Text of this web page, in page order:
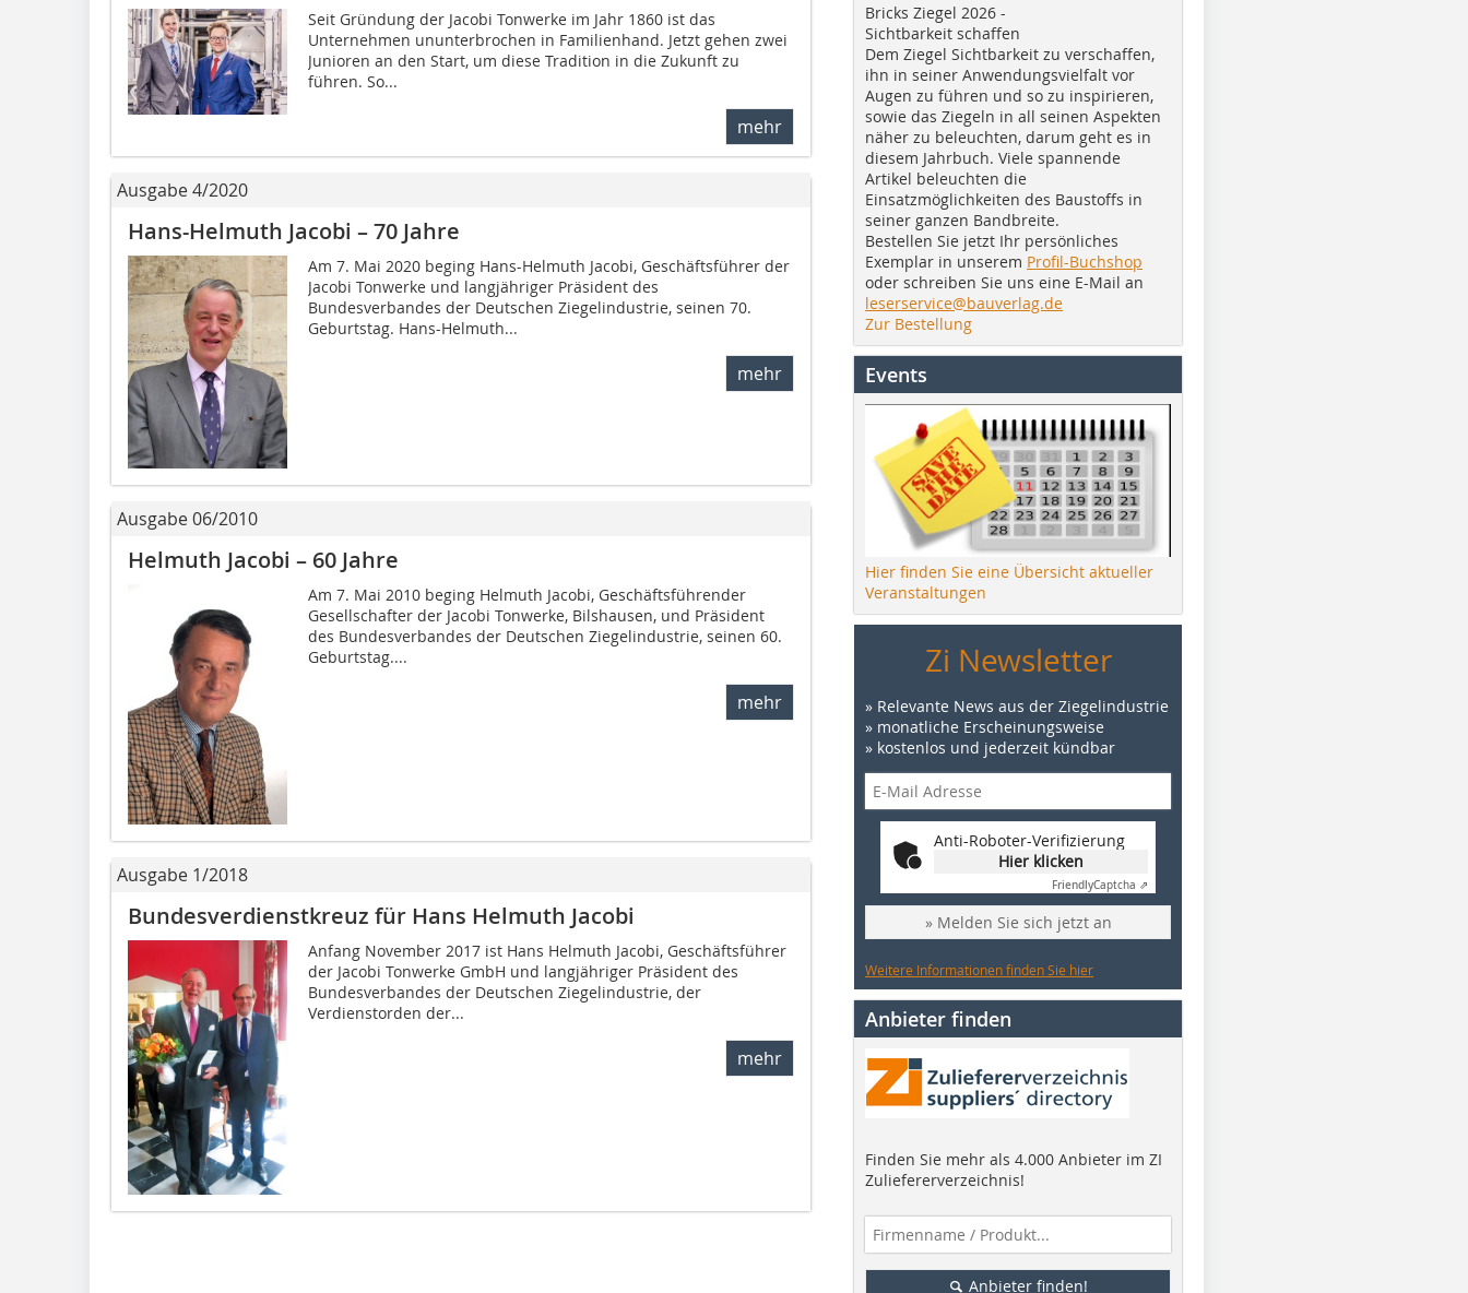
Seit Gründung der Jacobi Tonwerke im Jahr 1860 ist das
Unternehmen ununterbrochen in Familienhand. Jetzt gehen zwei
Junioren an den Start, um diese Tradi­tion in die Zukunft zu
führen. So...
mehr
Ausgabe 4/2020
Hans-Helmuth Jacobi – 70 Jahre
Am 7. Mai 2020 beging Hans-Helmuth Jacobi, Geschäftsführer der
Jacobi Tonwerke und langjähriger Präsident des
Bundesverbandes der Deutschen Ziegelindustrie, seinen 70.
Geburtstag. Hans-Helmuth...
mehr
Ausgabe 06/2010
Helmuth Jacobi – 60 Jahre
Am 7. Mai 2010 beging Helmuth Jacobi, Geschäftsführender
Gesellschafter der Jacobi Tonwerke, Bilshausen, und Präsident
des Bundesverbandes der Deutschen Ziegelindustrie, seinen 60.
Geburtstag....
mehr
Ausgabe 1/2018
Bundesverdienstkreuz für Hans Helmuth Jacobi
Anfang November 2017 ist Hans Helmuth Jacobi, Geschäftsführer
der Jacobi Tonwerke GmbH und langjähriger Präsident des
Bundesverbandes der Deutschen Ziegelindustrie, der
Verdienstorden der...
mehr
Bricks Ziegel 2026 -
Sichtbarkeit schaffen
Dem Ziegel Sichtbarkeit zu verschaffen,
ihn in seiner Anwendungsvielfalt vor
Augen zu führen und so zu inspirieren,
sowie das Ziegeln in all seinen Aspekten
näher zu beleuchten, darum geht es in
diesem Jahrbuch. Viele spannende
Artikel beleuchten die
Einsatzmöglichkeiten des Baustoffs in
seiner ganzen Bandbreite.
Bestellen Sie jetzt Ihr persönliches
Exemplar in unserem Profil-Buchshop
oder schreiben Sie uns eine E-Mail an
leserservice@bauverlag.de
Zur Bestellung
Events
Hier finden Sie eine Übersicht aktueller
Veranstaltungen
Zi Newsletter
» Relevante News aus der Ziegelindustrie
» monatliche Erscheinungsweise
» kostenlos und jederzeit kündbar
Anti-Roboter-Verifizierung
Hier klicken
FriendlyCaptcha ⇗
» Melden Sie sich jetzt an
Weitere Informationen finden Sie hier
Anbieter finden
Finden Sie mehr als 4.000 Anbieter im ZI
Zuliefererverzeichnis!
Anbieter finden!